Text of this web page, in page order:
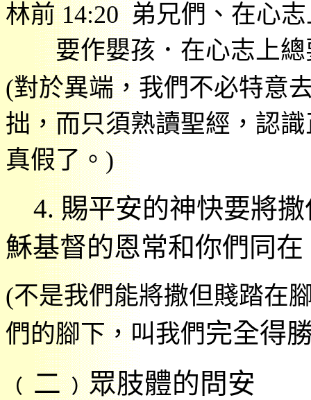
林前14:20 弟兄們、在心
要作嬰孩．在心志上
(對於異端，我們不必特意
拙，而只須熟讀聖經，認
真假了。)
4.賜平安的神快要將
穌基督的恩常和你們同在
(不是我們能將撒但賤踏在
們的腳下，叫我們完全得
﹙二﹚眾肢體的問安